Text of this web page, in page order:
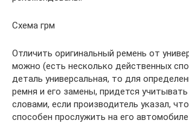
Схема грм
Отличить оригинальный ремень от
можно (есть несколько действенных
деталь универсальная, то для
ремня и его замены, придется
словами, если производитель указал,
способен прослужить на его